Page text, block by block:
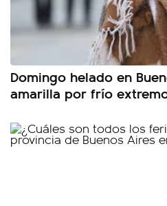
Domingo helado en
amarilla por frío